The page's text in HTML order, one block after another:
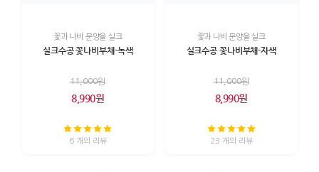
꽃과 나비 문양을 실크
실크수공 꽃나비부채-녹색
11,000원
8,990원
6 개의 리뷰
꽃과 나비 문양을 실크
실크수공 꽃나비부채-자색
11,000원
8,990원
23 개의 리뷰